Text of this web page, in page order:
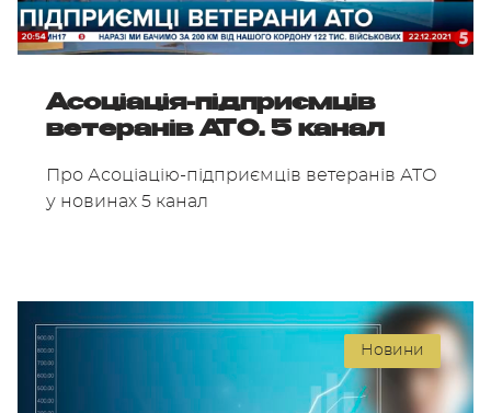
Асоціація-підприємців
ветеранів АТО. 5 канал
Про Асоціацію-підприємців ветеранів АТО
у новинах 5 канал
Новини